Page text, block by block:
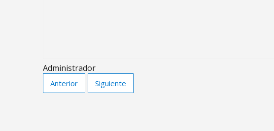
Administrador
Anterior Siguiente